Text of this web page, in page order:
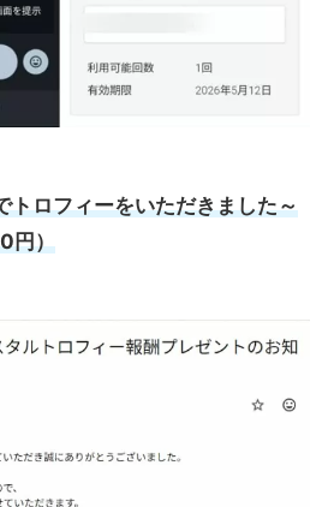
トロフィーをいただきました～
円）